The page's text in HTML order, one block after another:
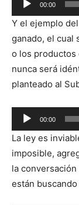
Reproductor
de
audio
00:00
Y el ejemplo
ganado, el cual
o los productos
nunca será
planteado al
Reproductor
de
audio
00:00
La ley es
imposible,
la
están